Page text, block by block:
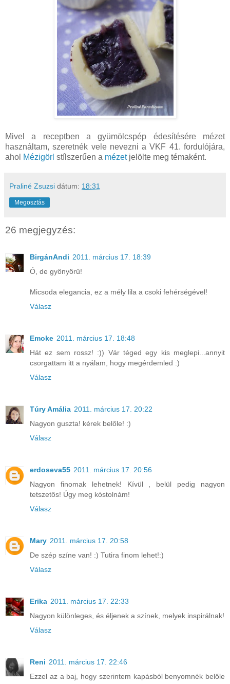
Mivel a receptben a gyümölcspép édesítésére mézet
használtam, szeretnék vele nevezni a VKF 41. fordulójára,
ahol Mézigörl stílszerűen a mézetjelölte meg témaként.
Praliné Zsuzsi dátum: 18:31
Megosztás
26 megjegyzés:
BirgánAndi 2011. március 17. 18:39
Ó, de gyönyörű!
Micsoda elegancia, ez a mély lila a csoki fehérségével!
Válasz
Emoke 2011. március 17. 18:48
Hát ez sem rossz! :)) Vár téged egy kis meglepi...annyit
csorgattam itt a nyálam, hogy megérdemled :)
Válasz
Túry Amália 2011. március 17. 20:22
Nagyon guszta! kérek belőle! :)
Válasz
erdoseva55 2011. március 17. 20:56
Nagyon finomak lehetnek! Kívül , belül pedig nagyon
tetszetős! Úgy meg kóstolnám!
Válasz
Mary 2011. március 17. 20:58
De szép színe van! :) Tutira finom lehet!:)
Válasz
Erika 2011. március 17. 22:33
Nagyon különleges, és éljenek a színek, melyek inspirálnak!
Válasz
Reni 2011. március 17. 22:46
Ezzel az a baj, hogy szerintem kapásból benyomnék belőle